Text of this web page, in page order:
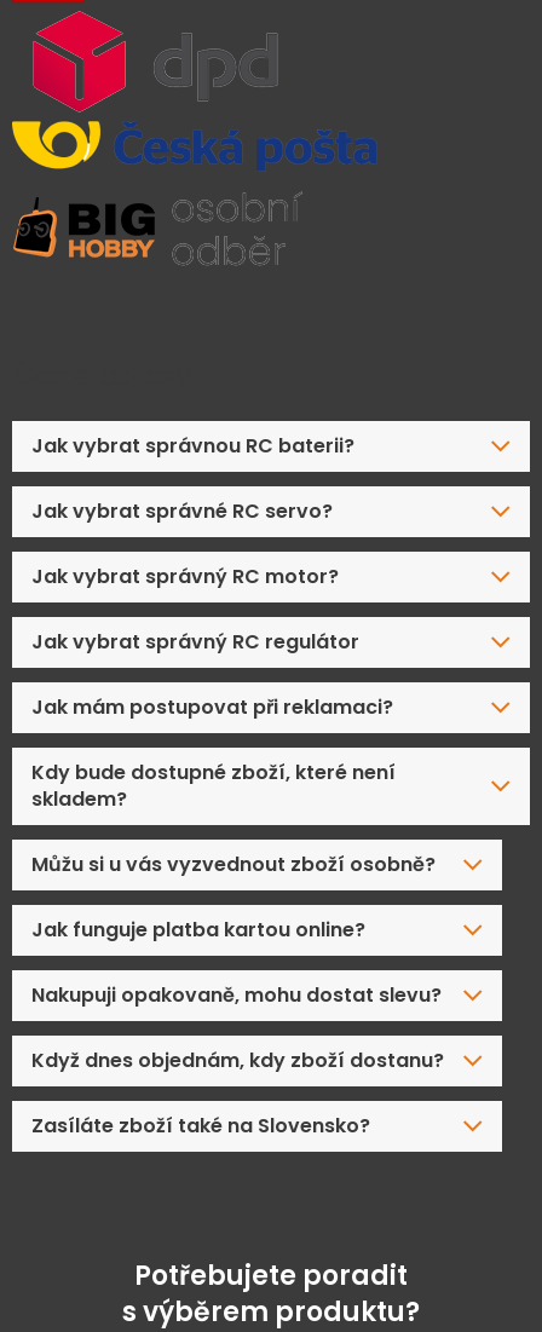
Jak vybrat správnou RC baterii?
Jak vybrat správné RC servo?
Jak vybrat správný RC motor?
Jak vybrat správný RC regulátor
Jak mám postupovat při reklamaci?
Kdy bude dostupné zboží, které není
skladem?
Můžu si u vás vyzvednout zboží osobně?
Jak funguje platba kartou online?
Nakupuji opakovaně, mohu dostat slevu?
Když dnes objednám, kdy zboží dostanu?
Zasíláte zboží také na Slovensko?
Potřebujete poradit
s výběrem produktu?